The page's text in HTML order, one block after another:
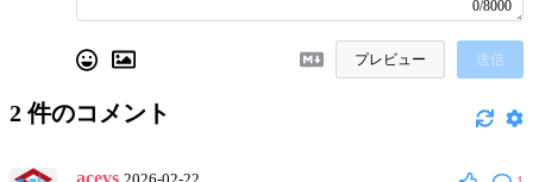
0/8000
プレビュー 送信
2 件のコメント